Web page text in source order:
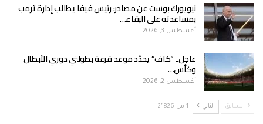
نيويورك بوست عن مصادر: رئيس فيفا يطالب إدارة ترمب
بمساعدته على البقاء…
أغسطس 3, 2026
عاجل.. “كاف” يحدّد موعد قرعة بطولتي دوري الأبطال
وكأس…
أغسطس 2, 2026
السابق التالي 1 من 2٬826